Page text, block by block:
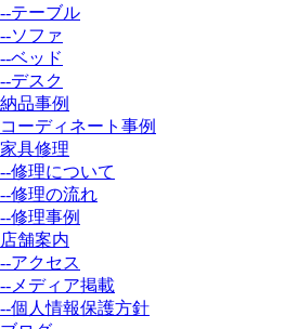
--テーブル
--ソファ
--ベッド
--デスク
納品事例
コーディネート事例
家具修理
--修理について
--修理の流れ
--修理事例
店舗案内
--アクセス
--メディア掲載
--個人情報保護方針